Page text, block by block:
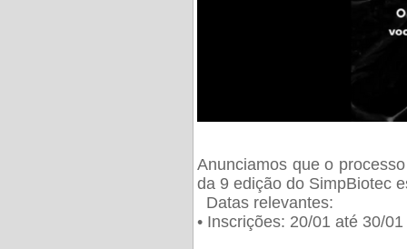
Anunciamos que o
da 9 edição do SimpBiotec
Datas relevantes:
• Inscrições: 20/01 até 30/01